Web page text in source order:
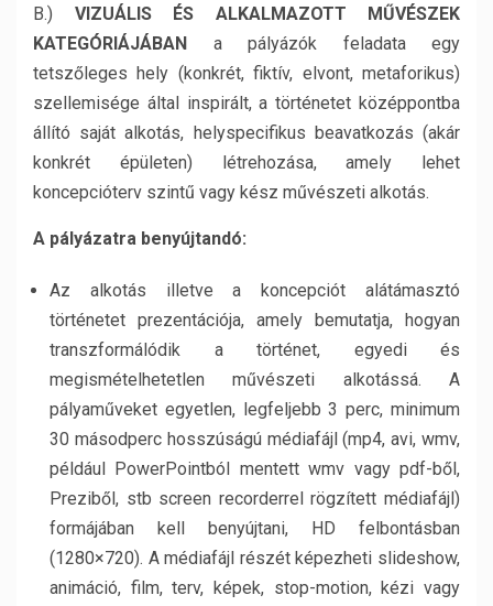
B.) VIZUÁLIS ÉS ALKALMAZOTT MŰVÉSZEK
KATEGÓRIÁJÁBAN a pályázók feladata egy
tetszőleges hely (konkrét, fiktív, elvont, metaforikus)
szellemisége által inspirált, a történetet középpontba
állító saját alkotás, helyspecifikus beavatkozás (akár
konkrét épületen) létrehozása, amely lehet
koncepcióterv szintű vagy kész művészeti alkotás.
A pályázatra benyújtandó:
Az alkotás illetve a koncepciót alátámasztó
történetet prezentációja, amely bemutatja, hogyan
transzformálódik a történet, egyedi és
megismételhetetlen művészeti alkotássá. A
pályaműveket egyetlen, legfeljebb 3 perc, minimum
30 másodperc hosszúságú médiafájl (mp4, avi, wmv,
például PowerPointból mentett wmv vagy pdf-ből,
Preziből, stb screen recorderrel rögzített médiafájl)
formájában kell benyújtani, HD felbontásban
(1280×720). A médiafájl részét képezheti slideshow,
animáció, film, terv, képek, stop-motion, kézi vagy